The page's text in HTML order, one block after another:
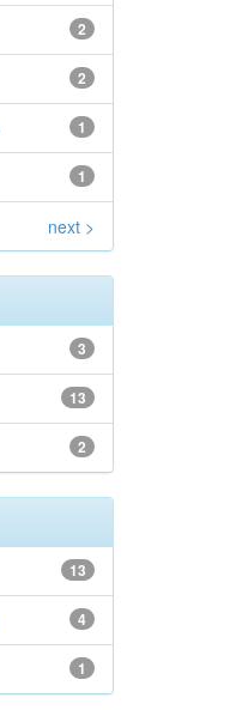
2
2
1
1
next >
3
13
2
13
4
1